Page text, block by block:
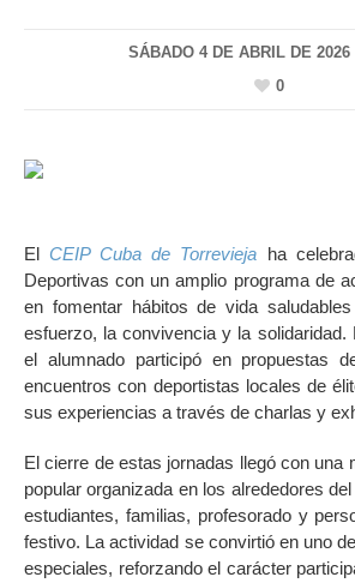
SÁBADO 4 DE ABRIL DE 2026
0
ElCEIP Cuba de Torrevieja ha
Deportivas con un amplio programa de
en fomentar hábitos de vida
esfuerzo, la convivencia y la solidaridad.
el alumnado participó en propuestas
encuentros con deportistas locales de
sus experiencias a través de charlas y
El cierre de estas jornadas llegó con una
popular organizada en los alrededores
estudiantes, familias, profesorado y
festivo. La actividad se convirtió en uno
especiales, reforzando el carácter